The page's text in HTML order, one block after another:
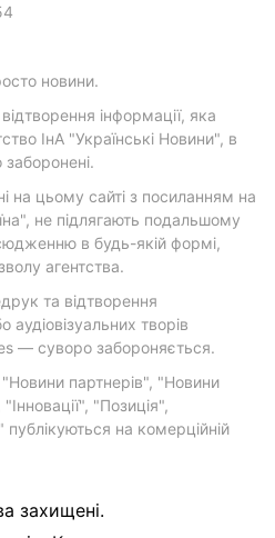
новини.
інформації, яка
ІнА "Українські Новини", в
на цьому сайті з посиланням на
не підлягають подальшому
в будь-якій формі,
агентства.
та відтворення
аудіовізуальних творів
— суворо забороняється.
партнерів", "Новини
"Позиція",
на комерційній
захищені.